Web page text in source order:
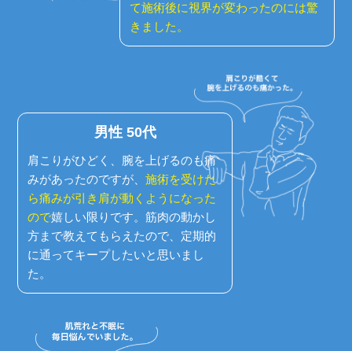
て施術後に視界が変わったのには驚
きました。
男性 50代
肩こりがひどく、腕を上げるのも痛
みがあったのですが、施術を受けた
ら痛みが引き肩が動くようになった
ので嬉しい限りです。筋肉の動かし
方まで教えてもらえたので、定期的
に通ってキープしたいと思いまし
た。